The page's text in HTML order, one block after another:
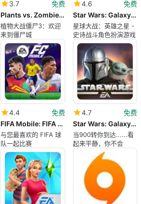
3.7
免费
Plants vs. Zombies 3
植物大战僵尸3：欢迎
来到僵尸城
4.6
免费
Star Wars: Galaxy of Heroes
星球大战：英雄之星 -
史诗战斗角色扮演游戏
4.4
免费
FIFA Mobile: FIFA World Cup™
与您最喜欢的 FIFA 球
队一起比赛
4.7
免费
Star Wars: Galaxy of Heroes
当900转你到达......看
起来平静，你不会